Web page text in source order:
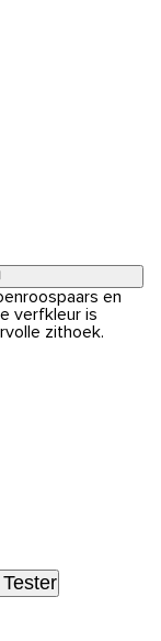
en
verfkleur is
zithoek.